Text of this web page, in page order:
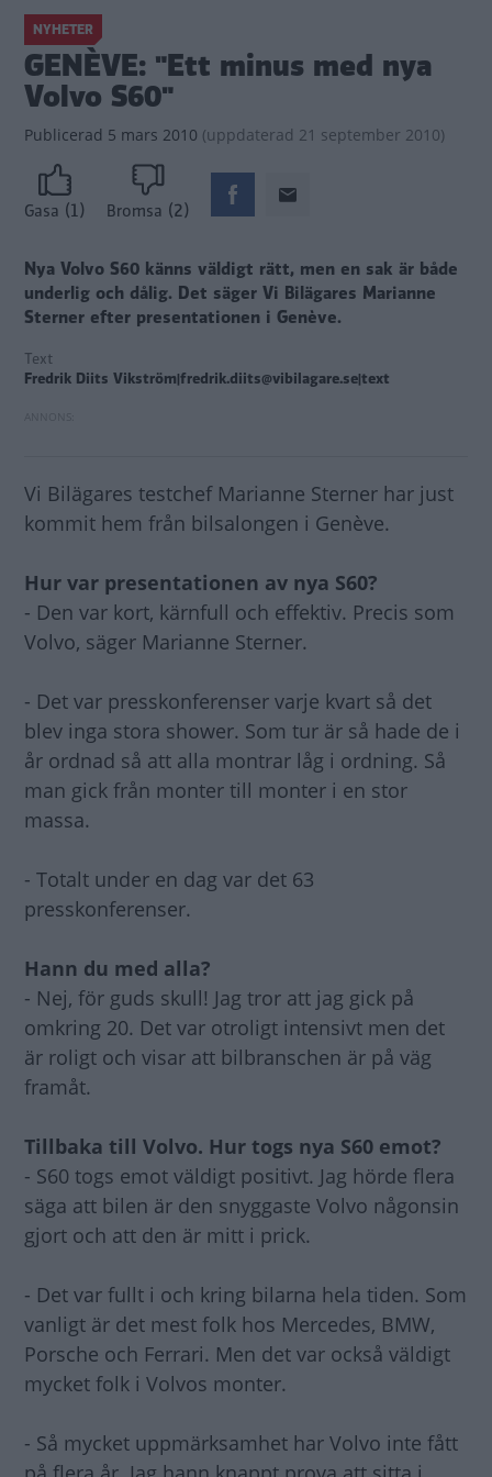
NYHETER
GENÈVE: "Ett minus med nya
Volvo S60"
Publicerad 5 mars 2010 (uppdaterad 21 september 2010)
Gasa (1) Bromsa (2)
Nya Volvo S60 känns väldigt rätt, men en sak är både
underlig och dålig. Det säger Vi Bilägares Marianne
Sterner efter presentationen i Genève.
Text
Fredrik Diits Vikström|fredrik.diits@vibilagare.se|text
Vi Bilägares testchef Marianne Sterner har just
kommit hem från bilsalongen i Genève.
Hur var presentationen av nya S60?
- Den var kort, kärnfull och effektiv. Precis som
Volvo, säger Marianne Sterner.
- Det var presskonferenser varje kvart så det
blev inga stora shower. Som tur är så hade de i
år ordnad så att alla montrar låg i ordning. Så
man gick från monter till monter i en stor
massa.
- Totalt under en dag var det 63
presskonferenser.
Hann du med alla?
- Nej, för guds skull! Jag tror att jag gick på
omkring 20. Det var otroligt intensivt men det
är roligt och visar att bilbranschen är på väg
framåt.
Tillbaka till Volvo. Hur togs nya S60 emot?
- S60 togs emot väldigt positivt. Jag hörde flera
säga att bilen är den snyggaste Volvo någonsin
gjort och att den är mitt i prick.
- Det var fullt i och kring bilarna hela tiden. Som
vanligt är det mest folk hos Mercedes, BMW,
Porsche och Ferrari. Men det var också väldigt
mycket folk i Volvos monter.
- Så mycket uppmärksamhet har Volvo inte fått